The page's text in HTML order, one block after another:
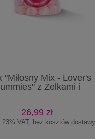
"Miłosny Mix - Lover's
z Żelkami i
26,99 zł
23% VAT, bez kosztów dostawy